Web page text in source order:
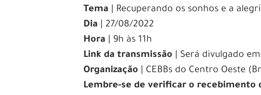
Tema | Recuperando os sonhos e a
Dia | 27/08/2022
Hora
| 9h às 11h
Link da transmissão | Será divulgado
Organização | CEBBs do Centro Oeste
Lembre-se de verificar o recebimento